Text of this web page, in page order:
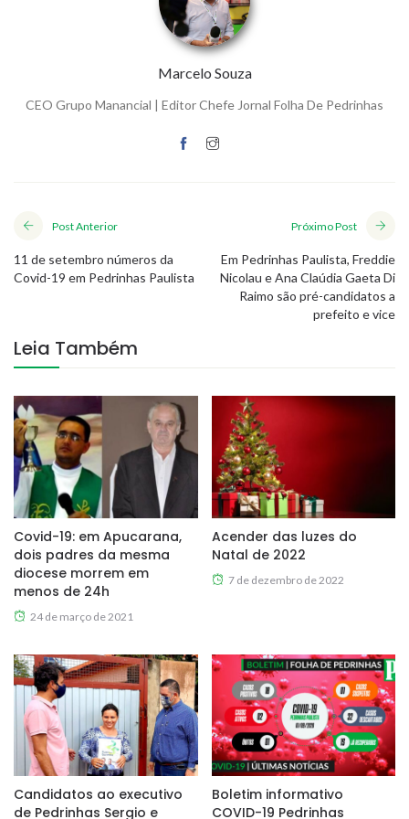
Marcelo Souza
CEO Grupo Manancial | Editor Chefe Jornal Folha De Pedrinhas
Post Anterior
11 de setembro números da
Covid-19 em Pedrinhas Paulista
Próximo Post
Em Pedrinhas Paulista, Freddie
Nicolau e Ana Claúdia Gaeta Di
Raimo são pré-candidatos a
prefeito e vice
Leia Também
Covid-19: em Apucarana,
dois padres da mesma
diocese morrem em
menos de 24h
24 de março de 2021
Acender das luzes do
Natal de 2022
7 de dezembro de 2022
Candidatos ao executivo
de Pedrinhas Sergio e
Boletim informativo
COVID-19 Pedrinhas